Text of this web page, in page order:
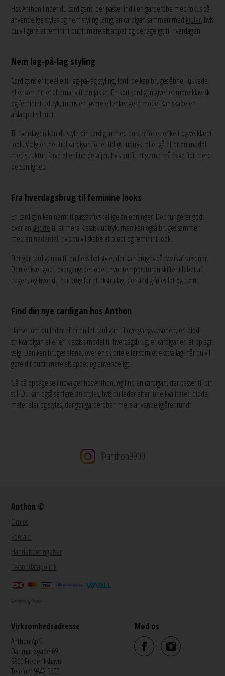
Hos Anthon finder du cardigans, der passer ind i en garderobe med fokus på
anvendelige styles og nem styling. Brug en cardigan sammen med kjoler, hvis
du vil gøre et feminint outfit mere afslappet og behageligt til hverdagen.
Nem lag-på-lag styling
Cardigans er ideelle til lag-på-lag styling, fordi de kan bruges åbne, lukkede
eller som et let alternativ til en jakke. En kort cardigan giver et mere klassisk
og feminint udtryk, mens en løsere eller længere model kan skabe en
afslappet silhuet.
Til hverdagen kan du style din cardigan med bukserfor et enkelt og velklædt
look. Vælg en neutral cardigan for et tidløst udtryk, eller gå efter en model
med struktur, farve eller fine detaljer, hvis outfittet gerne må have lidt mere
personlighed.
Fra hverdagsbrug til feminine looks
En cardigan kan nemt tilpasses forskellige anledninger. Den fungerer godt
over enskjorte til et mere klassisk udtryk, men kan også bruges sammen
med en nederdel, hvis du vil skabe et blødt og feminint look.
Det gør cardiganen til en fleksibel style, der kan bruges på tværs af sæsoner.
Den er især god i overgangsperioder, hvor temperaturen skifter i løbet af
dagen, og hvor du har brug for et ekstra lag, der stadig føles let og pænt.
Find din nye cardigan hos Anthon
Uanset om du leder efter en let cardigan til overgangssæsonen, en blød
strikcardigan eller en klassisk model til hverdagsbrug, er cardiganen et oplagt
valg. Den kan bruges alene, over en skjorte eller som et ekstra lag, når du vil
gøre dit outfit mere afslappet og anvendeligt.
Gå på opdagelse i udvalget hos Anthon, og find en cardigan, der passer til din
stil. Du kan også se flerestrikstyles, hvis du leder efter lune kvaliteter, bløde
materialer og styles, der gør garderoben mere anvendelig året rundt.
@anthon9900
Anthon ©
Om os
Kontakt
Handelsbetingelser
Persondatapolitik
Webshop by Bewise
Virksomhedsadresse
Anthon ApS
Danmarksgade 69
9900 Frederikshavn
Telefon: 9842 5600
Mød os